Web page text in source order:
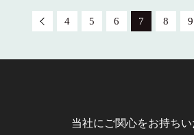
4 5 6 7 8 9
当社にご関心をお持ちい